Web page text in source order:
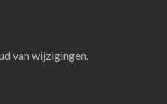
van wijzigingen.